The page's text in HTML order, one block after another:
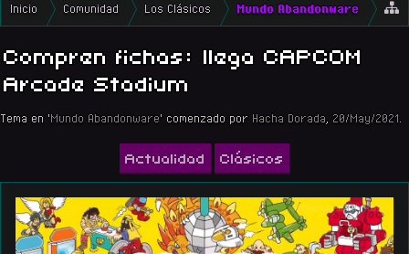
Inicio Comunidad Los Clásicos Mundo Abandonware
Compren fichas: llega CAPCOM
Arcade Stadium
Tema en 'Mundo Abandonware' comenzado por Hacha Dorada 20/May/2021
Actualidad Clásicos